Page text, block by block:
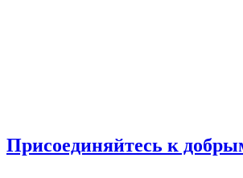
Присоединяйтесь к